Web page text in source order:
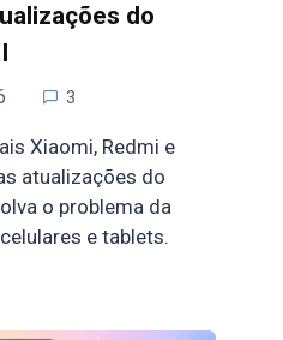
do
3
Xiaomi, Redmi e
atualizações do
o problema da
e tablets.